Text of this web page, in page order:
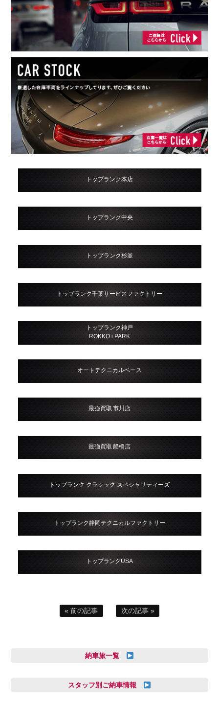
トップランク本店
トップランク中央
トップランク杉並
トップランク千葉サービスファクトリー
トップランク神戸
ROKKO i PARK
オートテクニカルベース
最強買取 市川店
最強買取 船橋店
トップランク クラシック スペシャリティーズ
トップランク静岡テクニカルファクトリー
トップランクUSA
« 前の記事 次の記事 »
納車旅一覧
スタッフ別ご納車情報